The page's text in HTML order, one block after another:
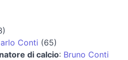
Conti (65)
di calcio: Bruno Conti